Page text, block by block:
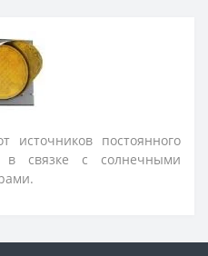
источников постоянного
связке с солнечными